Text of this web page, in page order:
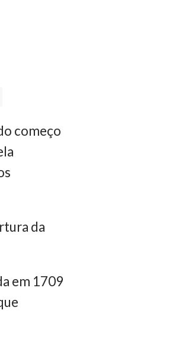
começo
da
em 1709